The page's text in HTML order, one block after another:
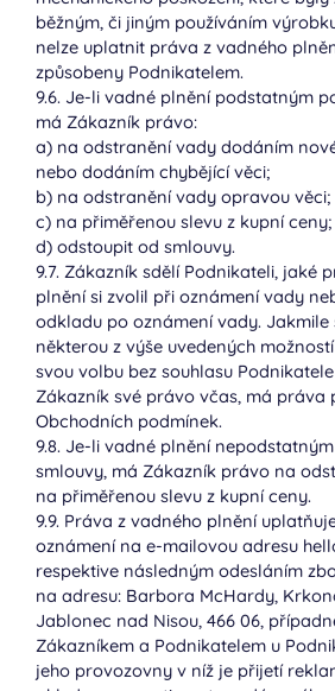
běžným, či jiným používáním
nelze uplatnit práva z vadného
způsobeny Podnikatelem.
9.6. Je-li vadné plnění podstatným
má Zákazník právo:
a) na odstranění vady dodáním
nebo dodáním chybějící věci;
b) na odstranění vady opravou věci;
c) na přiměřenou slevu z kupní
d) odstoupit od smlouvy.
9.7. Zákazník sdělí Podnikateli, jaké
plnění si zvolil při oznámení vady
odkladu po oznámení vady. Jakmile
některou z výše uvedených
svou volbu bez souhlasu
Zákazník své právo včas, má práva
Obchodních podmínek.
9.8. Je-li vadné plnění
smlouvy, má Zákazník právo na
na přiměřenou slevu z kupní ceny.
9.9. Práva z vadného plnění
oznámení na e-mailovou adresu
respektive následným odesláním
na adresu: Barbora McHardy,
Jablonec nad Nisou, 466 06,
Zákazníkem a Podnikatelem u
jeho provozovny v níž je přijetí